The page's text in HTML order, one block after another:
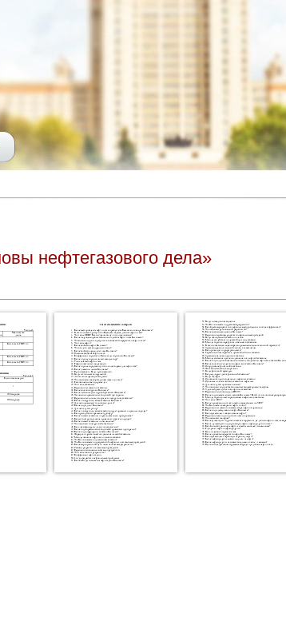
нефтегазового дела»